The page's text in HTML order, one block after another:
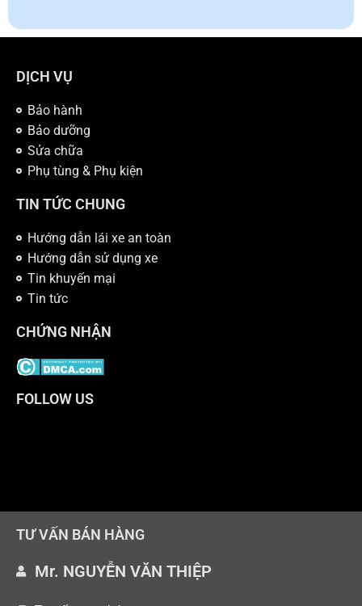
DỊCH VỤ
Bảo hành
Bảo dưỡng
Sửa chữa
Phụ tùng & Phụ kiện
TIN TỨC CHUNG
Hướng dẫn lái xe an toàn
Hướng dẫn sử dụng xe
Tin khuyến mại
Tin tức
CHỨNG NHẬN
FOLLOW US
TƯ VẤN BÁN HÀNG
Mr. NGUYỄN VĂN THIỆP